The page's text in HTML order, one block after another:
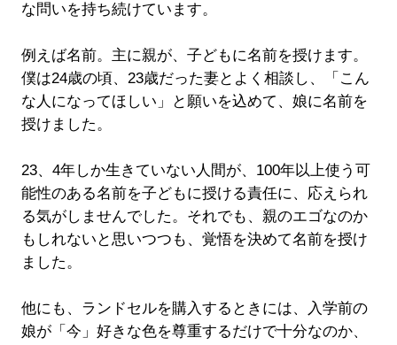
な問いを持ち続けています。
例えば名前。主に親が、子どもに名前を授けます。
僕は24歳の頃、23歳だった妻とよく相談し、「こん
な人になってほしい」と願いを込めて、娘に名前を
授けました。
23、4年しか生きていない人間が、100年以上使う可
能性のある名前を子どもに授ける責任に、応えられ
る気がしませんでした。それでも、親のエゴなのか
もしれないと思いつつも、覚悟を決めて名前を授け
ました。
他にも、ランドセルを購入するときには、入学前の
娘が「今」好きな色を尊重するだけで十分なのか、